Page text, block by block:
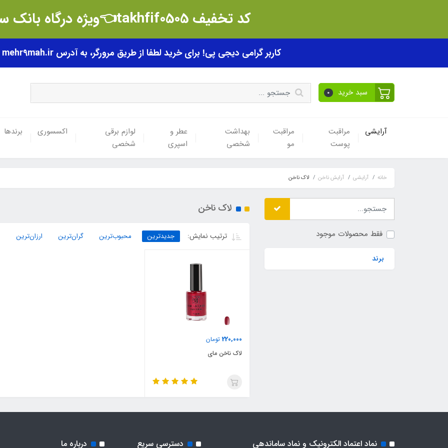
کد تخفیف takhfif0505👈ویژه درگاه بانک سامان
کاربر گرامی دیجی پی! برای خرید لطفا از طریق مرورگر، به آدرس mehr9mah.ir مراجعه فرمایید.
سبد خرید 0
آرایشی
مراقبت
پوست
مراقبت
مو
بهداشت
شخصی
عطر و
اسپری
لوازم برقی
شخصی
اکسسوری برندها
خانه آرایشی آرایش ناخن لاک ناخن
فقط محصولات موجود
برند
لاک ناخن
ترتیب نمایش: جدیدترین محبوب‌ترین گران‌ترین ارزان‌ترین
220,000 تومان
لاک ناخن مای
نماد اعتماد الکترونیک و نماد ساماندهی دسترسی سریع درباره ما